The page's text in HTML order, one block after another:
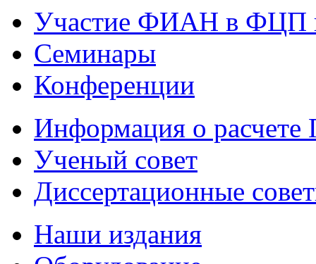
Участие ФИАН в ФЦП
Семинары
Конференции
Информация о
Ученый совет
Диссертационные
Наши издания